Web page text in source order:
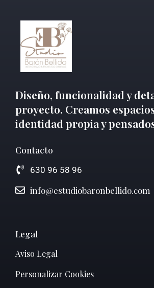
Diseño, funcionalidad y
proyecto. Creamos
identidad propia y
Contacto
630 96 58 96
info@estudiobaronbellido.com
Legal
Aviso Legal
Personalizar Cookies